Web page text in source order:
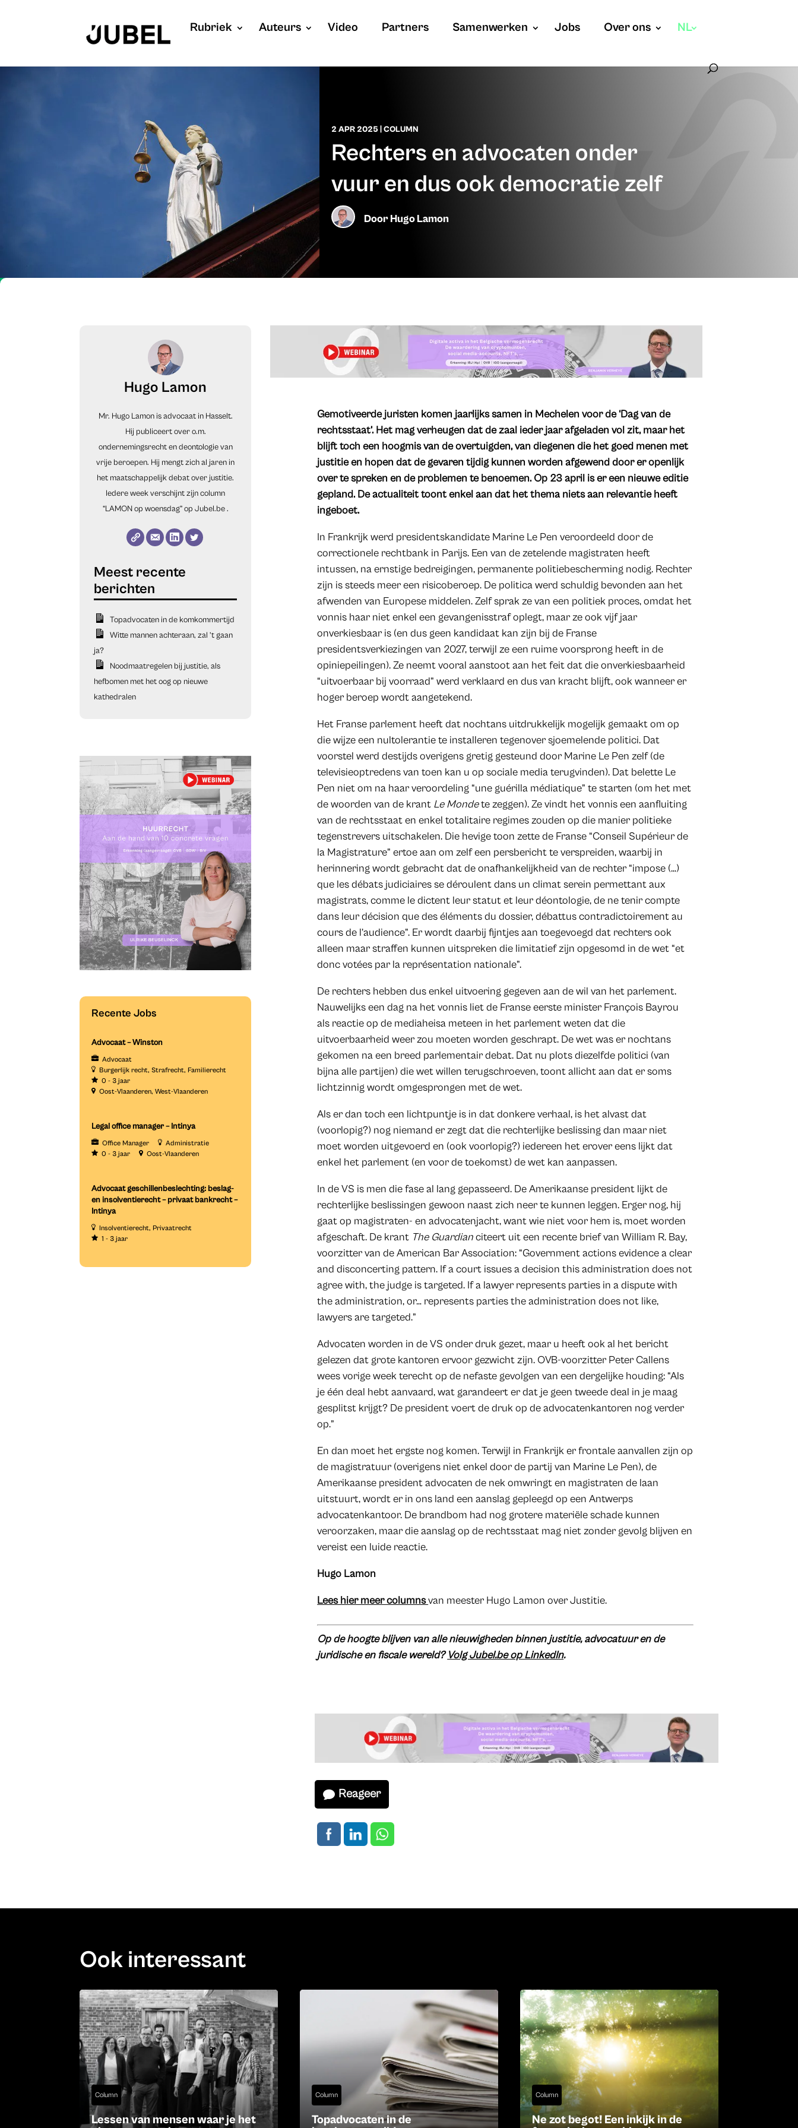
Rubriek Auteurs Video Partners Samenwerken Jobs Over ons NL
2 APR 2025| COLUMN
Rechters en advocaten onder
vuur en dus ook democratie zelf
DoorHugo Lamon
Hugo Lamon
Mr. Hugo Lamon is advocaat in Hasselt.
Hij publiceert over o.m.
ondernemingsrecht en deontologie van
vrije beroepen. Hij mengt zich al jaren in
het maatschappelijk debat over justitie.
Iedere week verschijnt zijn column
“LAMON op woensdag” op Jubel.be.
Topadvocaten in de komkommertijd
Witte mannen achteraan, zal ’t gaan
ja?
Noodmaatregelen bij justitie, als
hefbomen met het oog op nieuwe
kathedralen
Recente Jobs
Advocaat – Winston
Advocaat
Burgerlijk recht Strafrecht Familierecht
0 - 3 jaar
Oost-Vlaanderen West-Vlaanderen
Legal office manager – Intinya
Office Manager
Administratie
0 - 3 jaar
Oost-Vlaanderen
Advocaat geschillenbeslechting: beslag-
en insolventierecht – privaat bankrecht –
Intinya
Insolventierecht Privaatrecht
1 - 3 jaar
Gemotiveerde juristen komen jaarlijks samen in Mechelen voor de ‘Dag van de
rechtsstaat’. Het mag verheugen dat de zaal ieder jaar afgeladen vol zit, maar het
blijft toch een hoogmis van de overtuigden, van diegenen die het goed menen met
justitie en hopen dat de gevaren tijdig kunnen worden afgewend door er openlijk
over te spreken en de problemen te benoemen. Op 23 april is er een nieuwe editie
gepland. De actualiteit toont enkel aan dat het thema niets aan relevantie heeft
ingeboet.
In Frankrijk werd presidentskandidate Marine Le Pen veroordeeld door de
correctionele rechtbank in Parijs. Een van de zetelende magistraten heeft
intussen, na ernstige bedreigingen, permanente politiebescherming nodig. Rechter
zijn is steeds meer een risicoberoep. De politica werd schuldig bevonden aan het
afwenden van Europese middelen. Zelf sprak ze van een politiek proces, omdat het
vonnis haar niet enkel een gevangenisstraf oplegt, maar ze ook vijf jaar
onverkiesbaar is (en dus geen kandidaat kan zijn bij de Franse
presidentsverkiezingen van 2027, terwijl ze een ruime voorsprong heeft in de
opiniepeilingen). Ze neemt vooral aanstoot aan het feit dat die onverkiesbaarheid
“uitvoerbaar bij voorraad” werd verklaard en dus van kracht blijft, ook wanneer er
hoger beroep wordt aangetekend.
Het Franse parlement heeft dat nochtans uitdrukkelijk mogelijk gemaakt om op
die wijze een nultolerantie te installeren tegenover sjoemelende politici. Dat
voorstel werd destijds overigens gretig gesteund door Marine Le Pen zelf (de
televisieoptredens van toen kan u op sociale media terugvinden). Dat belette Le
Pen niet om na haar veroordeling “une guérilla médiatique” te starten (om het met
de woorden van de krant Le Mondete zeggen). Ze vindt het vonnis een aanfluiting
van de rechtsstaat en enkel totalitaire regimes zouden op die manier politieke
tegenstrevers uitschakelen. Die hevige toon zette de Franse “Conseil Supérieur de
la Magistrature” ertoe aan om zelf een persbericht te verspreiden, waarbij in
herinnering wordt gebracht dat de onafhankelijkheid van de rechter “impose (…)
que les débats judiciaires se déroulent dans un climat serein permettant aux
magistrats, comme le dictent leur statut et leur déontologie, de ne tenir compte
dans leur décision que des éléments du dossier, débattus contradictoirement au
cours de l’audience”. Er wordt daarbij fijntjes aan toegevoegd dat rechters ook
alleen maar straffen kunnen uitspreken die limitatief zijn opgesomd in de wet “et
donc votées par la représentation nationale”.
De rechters hebben dus enkel uitvoering gegeven aan de wil van het parlement.
Nauwelijks een dag na het vonnis liet de Franse eerste minister François Bayrou
als reactie op de mediaheisa meteen in het parlement weten dat die
uitvoerbaarheid weer zou moeten worden geschrapt. De wet was er nochtans
gekomen na een breed parlementair debat. Dat nu plots diezelfde politici (van
bijna alle partijen) die wet willen terugschroeven, toont allicht aan dat er soms
lichtzinnig wordt omgesprongen met de wet.
Als er dan toch een lichtpuntje is in dat donkere verhaal, is het alvast dat
(voorlopig?) nog niemand er zegt dat die rechterlijke beslissing dan maar niet
moet worden uitgevoerd en (ook voorlopig?) iedereen het erover eens lijkt dat
enkel het parlement (en voor de toekomst) de wet kan aanpassen.
In de VS is men die fase al lang gepasseerd. De Amerikaanse president lijkt de
rechterlijke beslissingen gewoon naast zich neer te kunnen leggen. Erger nog, hij
gaat op magistraten- en advocatenjacht, want wie niet voor hem is, moet worden
afgeschaft. De krant The Guardianciteert uit een recente brief van William R. Bay,
voorzitter van de American Bar Association: “Government actions evidence a clear
and disconcerting pattern. If a court issues a decision this administration does not
agree with, the judge is targeted. If a lawyer represents parties in a dispute with
the administration, or… represents parties the administration does not like,
lawyers are targeted.”
Advocaten worden in de VS onder druk gezet, maar u heeft ook al het bericht
gelezen dat grote kantoren ervoor gezwicht zijn. OVB-voorzitter Peter Callens
wees vorige week terecht op de nefaste gevolgen van een dergelijke houding: “Als
je één deal hebt aanvaard, wat garandeert er dat je geen tweede deal in je maag
gesplitst krijgt? De president voert de druk op de advocatenkantoren nog verder
op.”
En dan moet het ergste nog komen. Terwijl in Frankrijk er frontale aanvallen zijn op
de magistratuur (overigens niet enkel door de partij van Marine Le Pen), de
Amerikaanse president advocaten de nek omwringt en magistraten de laan
uitstuurt, wordt er in ons land een aanslag gepleegd op een Antwerps
advocatenkantoor. De brandbom had nog grotere materiële schade kunnen
veroorzaken, maar die aanslag op de rechtsstaat mag niet zonder gevolg blijven en
vereist een luide reactie.
Hugo Lamon
Lees hier meer columnsvan meester Hugo Lamon over Justitie.
Op de hoogte blijven van alle nieuwigheden binnen justitie, advocatuur en de
juridische en fiscale wereld?Volg Jubel.be op LinkedIn.
Reageer
Ook interessant
Column
Lessen van mensen waar je het
Column
Topadvocaten in de
Column
Ne zot begot! Een inkijk in de